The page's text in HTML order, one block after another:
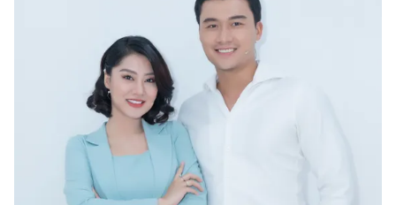
Chất lượng cuộc sống
Học trực tuyến
Hitech Công nghệ tương lai
Sản phẩm
Giao lưu trực tuyến
Lịch phát sóng